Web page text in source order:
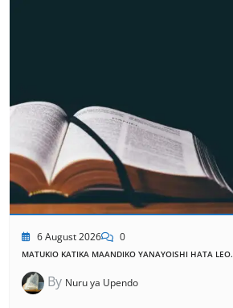
6 August 2026 0
MATUKIO KATIKA MAANDIKO YANAYOISHI HATA LEO.
By Nuru ya Upendo